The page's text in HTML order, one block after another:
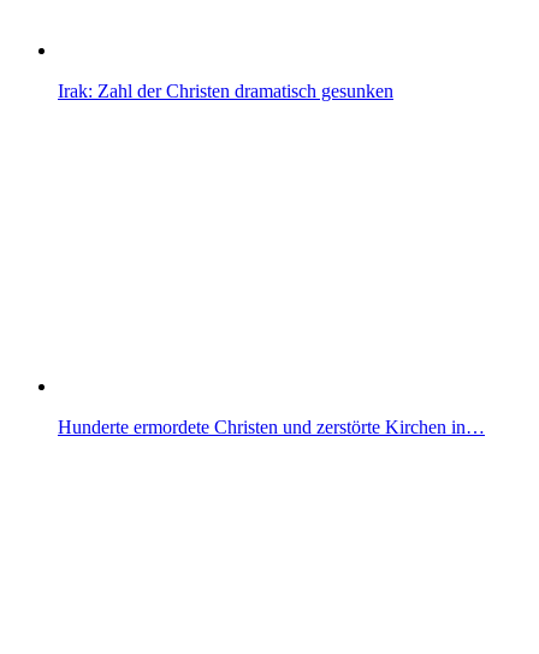
Irak: Zahl der Christen dramatisch gesunken
Hunderte ermordete Christen und zerstörte Kirchen in…